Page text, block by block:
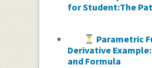
for Student:The
Parametric
Derivative
and Formula